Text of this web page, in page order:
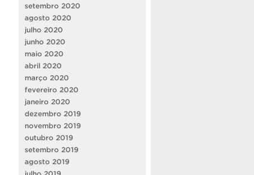
setembro 2020
agosto 2020
julho 2020
junho 2020
maio 2020
abril 2020
março 2020
fevereiro 2020
janeiro 2020
dezembro 2019
novembro 2019
outubro 2019
setembro 2019
agosto 2019
julho 2019